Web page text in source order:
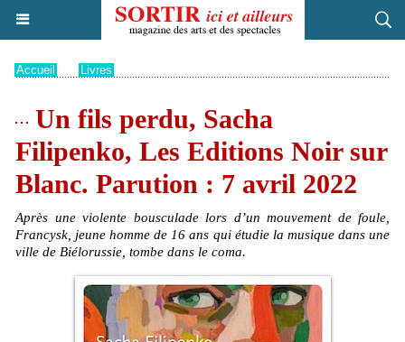
Accueil Livres
Un fils perdu, Sacha
Filipenko, Les Editions Noir sur
Blanc. Parution : 7 avril 2022
Après une violente bousculade lors d’un mouvement de foule,
Francysk, jeune homme de 16 ans qui étudie la musique dans une
ville de Biélorussie, tombe dans le coma.